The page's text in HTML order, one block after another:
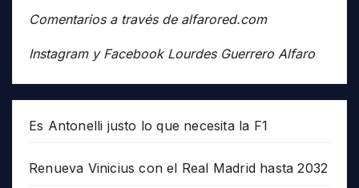
Comentarios a través de alfarored.com
Instagram y Facebook Lourdes Guerrero Alfaro
Es Antonelli justo lo que necesita la F1
Renueva Vinicius con el Real Madrid hasta 2032